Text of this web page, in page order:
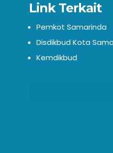
Link Terkait
Pemkot Samarinda
Disdikbud Kota
Kemdikbud